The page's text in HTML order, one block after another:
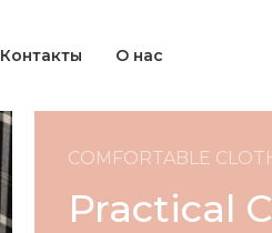
Контакты О нас
СOMFORTABLE
Practical